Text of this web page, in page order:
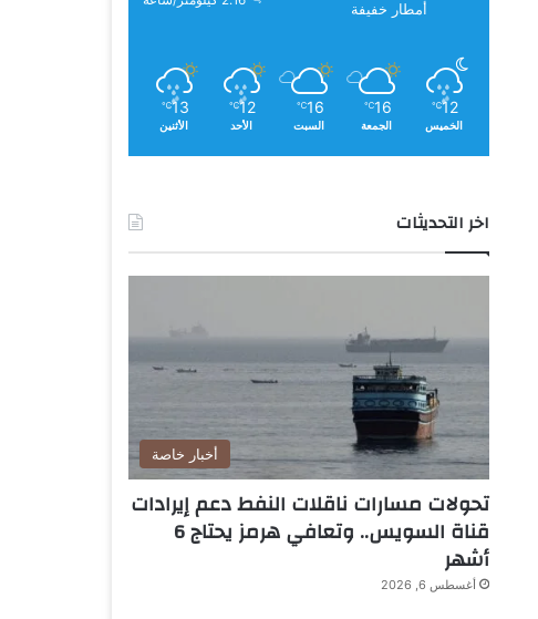
أمطار خفيفة
12
℃
الخميس
16
℃
الجمعة
16
℃
السبت
12
℃
الأحد
13
℃
الأثنين
اخر التحديثات
أخبار خاصة
تحولات مسارات ناقلات النفط دعم إيرادات
قناة السويس.. وتعافي هرمز يحتاج 6
أشهر
أغسطس 6, 2026